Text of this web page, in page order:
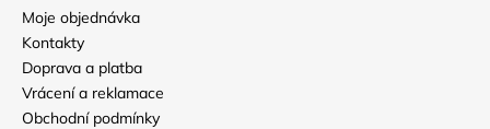
Moje objednávka
Kontakty
Doprava a platba
Vrácení a reklamace
Obchodní podmínky